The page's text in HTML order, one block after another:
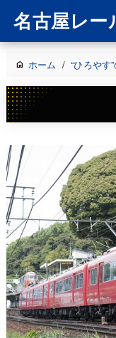
名古屋レー
ホーム /“ひろやす